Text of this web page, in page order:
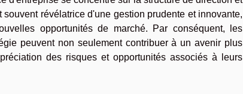
révélatrice d'une gestion prudente et innovante,
opportunités de marché. Par conséquent, les
peuvent non seulement contribuer à un avenir plus
des risques et opportunités associés à leurs